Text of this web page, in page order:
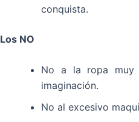
conquista.
Los NO
No a la ropa muy
imaginación.
No al excesivo